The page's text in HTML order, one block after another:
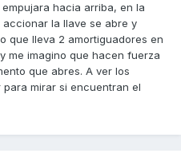
hacia arriba, en la
la llave se abre y
que lleva 2 amortiguadores en
me imagino que hacen fuerza
que abres. A ver los
mirar si encuentran el